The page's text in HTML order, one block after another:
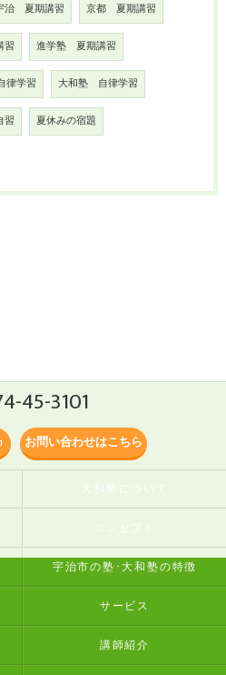
治 夏期講習 京都 夏期講習
習 進学塾 夏期講習
律学習 大和塾 自律学習
習 夏休みの宿題
45-3101
お問い合わせはこちら
大和塾について
コンセプト
宇治市の塾･大和塾の特徴
サービス
講師紹介